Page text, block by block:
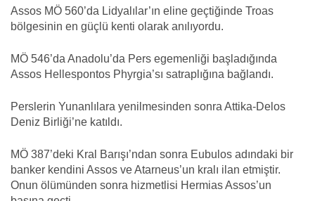
Assos MÖ 560’da Lidyalılar’ın eline geçtiğinde Troas
bölgesinin en güçlü kenti olarak anılıyordu.
MÖ 546’da Anadolu’da Pers egemenliği başladığında
Assos Hellespontos Phyrgia’sı satraplığına bağlandı.
Perslerin Yunanlılara yenilmesinden sonra Attika-Delos
Deniz Birliği’ne katıldı.
MÖ 387’deki Kral Barışı’ndan sonra Eubulos adındaki bir
banker kendini Assos ve Atarneus’un kralı ilan etmiştir.
Onun ölümünden sonra hizmetlisi Hermias Assos’un